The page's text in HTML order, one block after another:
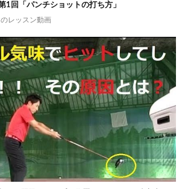
1回「パンチショットの打ち方」
レッスン動画